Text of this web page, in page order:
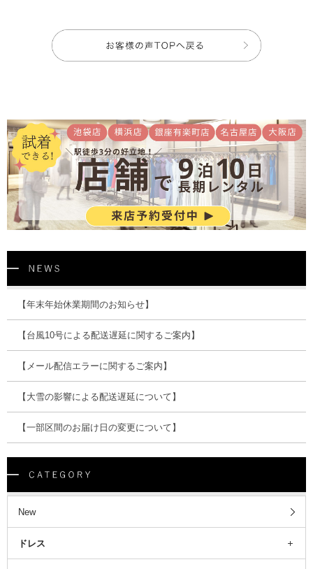
【年末年始休業期間のお知らせ】
【台風10号による配送遅延に関するご案内】
【メール配信エラーに関するご案内】
【大雪の影響による配送遅延について】
【一部区間のお届け日の変更について】
New
ドレス